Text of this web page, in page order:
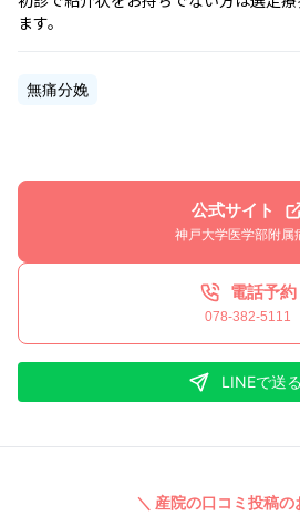
ます。
無痛分娩
公式サイト
神戸大学医学部附属
電話予約
078-382-5111
LINEで送る
＼ 産院の口コミ投稿の